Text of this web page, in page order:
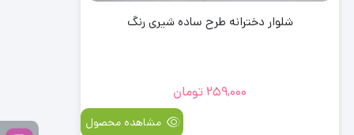
شلوار دخترانه طرح ساده شیری رنگ
259,000 تومان
مشاهده محصول